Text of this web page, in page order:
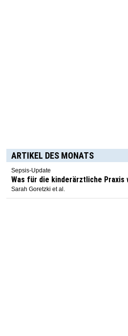
ARTIKEL DES MONATS
Sepsis-Update
Was für die kinderärztliche Praxis
Sarah Goretzki et al.